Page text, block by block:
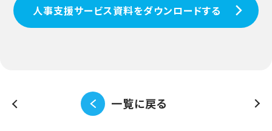
人事支援サービス資料をダウンロードする
一覧に戻る